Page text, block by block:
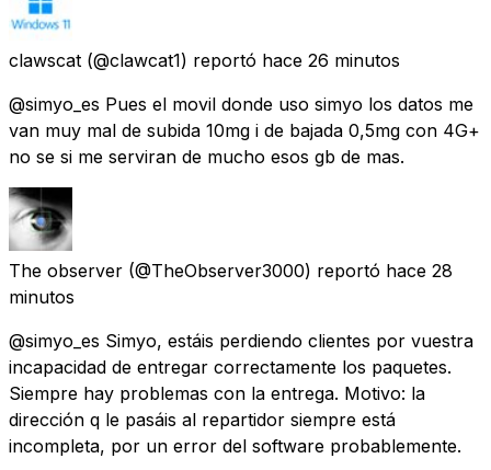
clawscat (@clawcat1) reportó hace 26 minutos
@simyo_es Pues el movil donde uso simyo los datos me
van muy mal de subida 10mg i de bajada 0,5mg con 4G+
no se si me serviran de mucho esos gb de mas.
The observer (@TheObserver3000) reportó hace 28
minutos
@simyo_es Simyo, estáis perdiendo clientes por vuestra
incapacidad de entregar correctamente los paquetes.
Siempre hay problemas con la entrega. Motivo: la
dirección q le pasáis al repartidor siempre está
incompleta, por un error del software probablemente.